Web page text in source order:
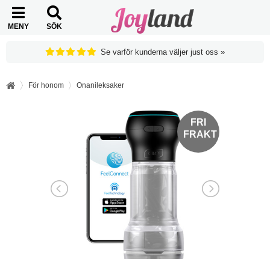
MENY SÖK
Se varför kunderna väljer just oss »
För honom Onanileksaker
FRI
FRAKT